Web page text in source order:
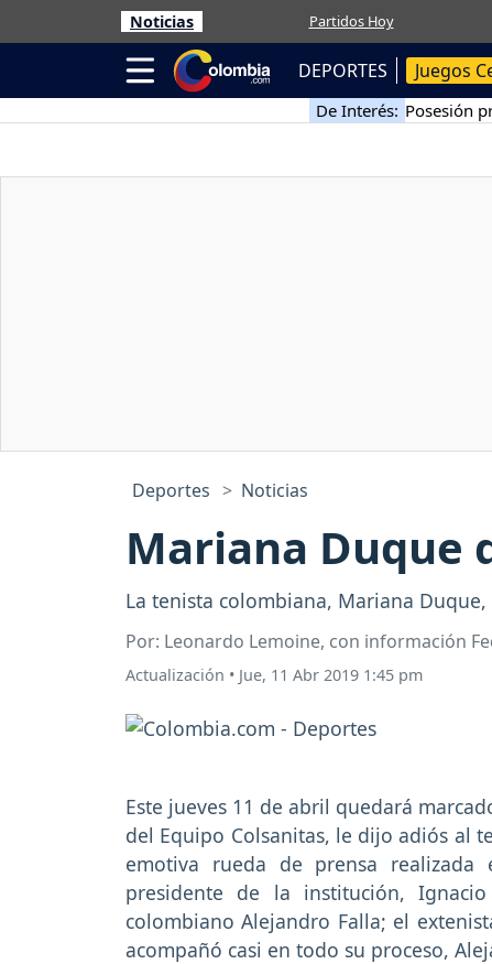
Noticias Partidos Hoy
DEPORTES Juegos
De Interés: Posesión
Deportes Noticias
Mariana Duque
La tenista colombiana, Mariana
Por: Leonardo Lemoine, con información
Actualización • Jue, 11 Abr 2019 1:45 pm
Este jueves 11 de abril quedará
del Equipo Colsanitas, le dijo adiós al
emotiva rueda de prensa
presidente de la institución,
colombiano Alejandro Falla; el
acompañó casi en todo su proceso,